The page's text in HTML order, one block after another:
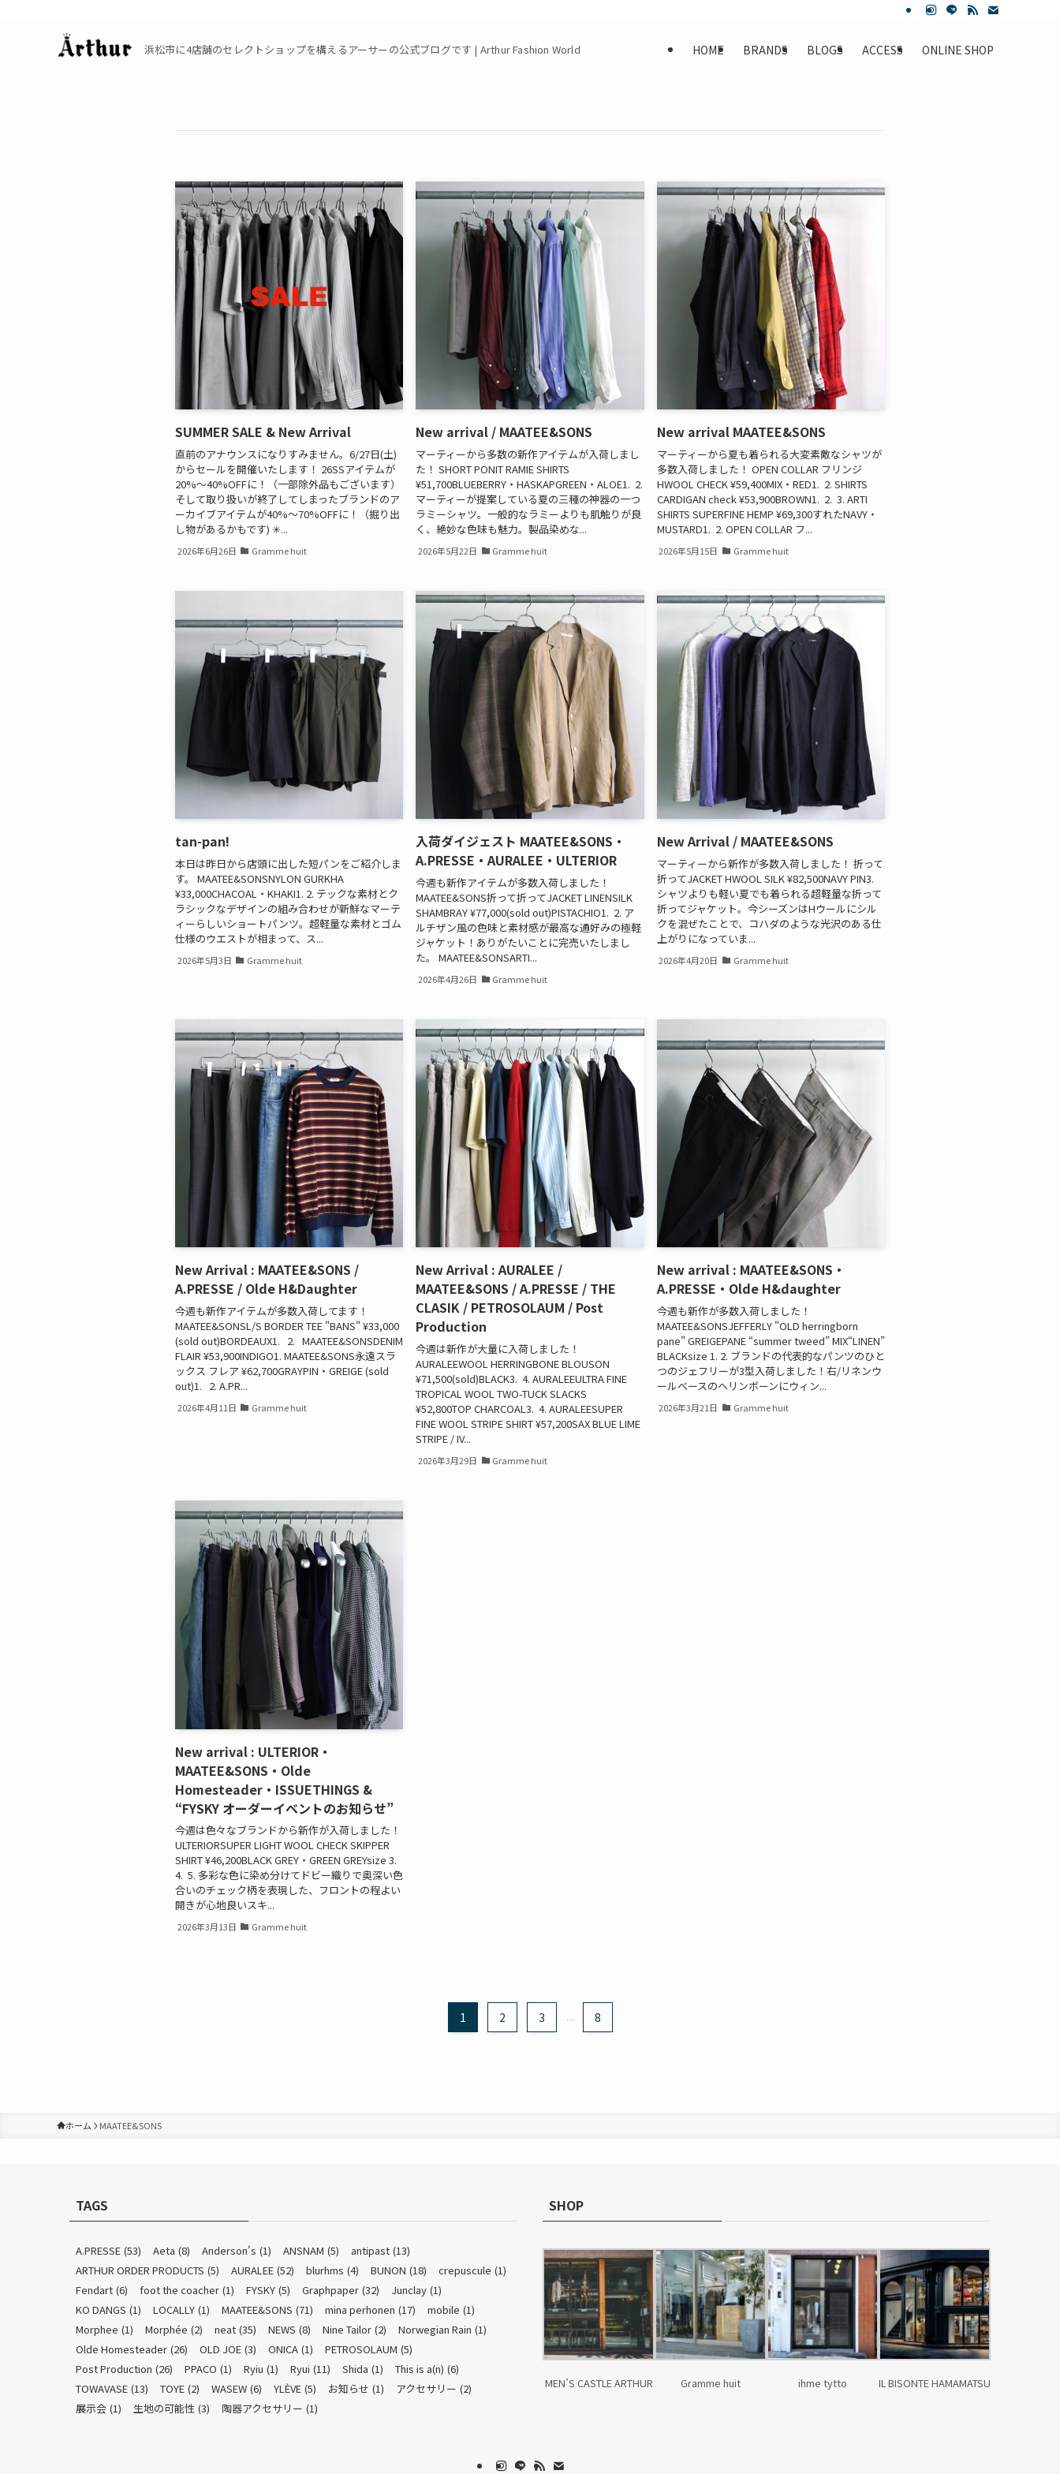
浜松市に4店舗のセレクトショップを構えるアーサーの公式ブログです | Arthur Fashion World HOME BRANDS BLOGS ACCESS ONLINE SHOP
SUMMER SALE & New Arrival
直前のアナウンスになりすみません。6/27日(土)
からセールを開催いたします！ 26SSアイテムが
20%〜40%OFFに！（一部除外品もございます）
そして取り扱いが終了してしまったブランドのア
ーカイブアイテムが40%〜70%OFFに！（掘り出
し物があるかもです) ✳︎...
2026年6月26日 Gramme huit
New arrival / MAATEE&SONS
マーティーから多数の新作アイテムが入荷しまし
た！ SHORT PONIT RAMIE SHIRTS
¥51,700BLUEBERRY・HASKAPGREEN・ALOE1. 2.
マーティーが提案している夏の三種の神器の一つ
ラミーシャツ。一般的なラミーよりも肌触りが良
く、絶妙な色味も魅力。製品染めな...
2026年5月22日 Gramme huit
New arrival MAATEE&SONS
マーティーから夏も着られる大変素敵なシャツが
多数入荷しました！ OPEN COLLAR フリンジ
HWOOL CHECK ¥59,400MIX・RED1. 2. SHIRTS
CARDIGAN check ¥53,900BROWN1. 2. 3. ARTI
SHIRTS SUPERFINE HEMP ¥69,300すれたNAVY・
MUSTARD1. 2. OPEN COLLAR フ...
2026年5月15日 Gramme huit
tan-pan!
本日は昨日から店頭に出した短パンをご紹介しま
す。 MAATEE&SONSNYLON GURKHA
¥33,000CHACOAL・KHAKI1. 2. テックな素材とク
ラシックなデザインの組み合わせが新鮮なマーテ
ィーらしいショートパンツ。超軽量な素材とゴム
仕様のウエストが相まって、ス...
2026年5月3日 Gramme huit
入荷ダイジェスト MAATEE&SONS・
A.PRESSE・AURALEE・ULTERIOR
今週も新作アイテムが多数入荷しました！
MAATEE&SONS折って折ってJACKET LINENSILK
SHAMBRAY ¥77,000(sold out)PISTACHIO1. 2. ア
ルチザン風の色味と素材感が最高な通好みの極軽
ジャケット！ありがたいことに完売いたしまし
た。 MAATEE&SONSARTI...
2026年4月26日 Gramme huit
New Arrival / MAATEE&SONS
マーティーから新作が多数入荷しました！ 折って
折ってJACKET HWOOL SILK ¥82,500NAVY PIN3.
シャツよりも軽い夏でも着られる超軽量な折って
折ってジャケット。今シーズンはHウールにシル
クを混ぜたことで、コハダのような光沢のある仕
上がりになっていま...
2026年4月20日 Gramme huit
New Arrival : MAATEE&SONS /
A.PRESSE / Olde H&Daughter
今週も新作アイテムが多数入荷してます！
MAATEE&SONSL/S BORDER TEE "BANS" ¥33,000
(sold out)BORDEAUX1. 2. MAATEE&SONSDENIM
FLAIR ¥53,900INDIGO1. MAATEE&SONS永遠スラ
ックス フレア ¥62,700GRAYPIN・GREIGE (sold
out)1. 2. A.PR...
2026年4月11日 Gramme huit
New Arrival : AURALEE /
MAATEE&SONS / A.PRESSE / THE
CLASIK / PETROSOLAUM / Post
Production
今週は新作が大量に入荷しました！
AURALEEWOOL HERRINGBONE BLOUSON
¥71,500(sold)BLACK3. 4. AURALEEULTRA FINE
TROPICAL WOOL TWO-TUCK SLACKS
¥52,800TOP CHARCOAL3. 4. AURALEESUPER
FINE WOOL STRIPE SHIRT ¥57,200SAX BLUE LIME
STRIPE / IV...
2026年3月29日 Gramme huit
New arrival : MAATEE&SONS・
A.PRESSE・Olde H&daughter
今週も新作が多数入荷しました！
MAATEE&SONSJEFFERLY "OLD herringborn
pane" GREIGEPANE “summer tweed” MIX“LINEN”
BLACKsize 1. 2. ブランドの代表的なパンツのひと
つのジェフリーが3型入荷しました！右/リネンウ
ールベースのヘリンボーンにウィン...
2026年3月21日 Gramme huit
New arrival : ULTERIOR・
MAATEE&SONS・Olde
Homesteader・ISSUETHINGS &
“FYSKY オーダーイベントのお知らせ”
今週は色々なブランドから新作が入荷しました！
ULTERIORSUPER LIGHT WOOL CHECK SKIPPER
SHIRT ¥46,200BLACK GREY・GREEN GREYsize 3.
4. 5. 多彩な⾊に染め分けてドビー織りで奥深い⾊
合いのチェック柄を表現した、フロントの程よい
開きが⼼地良いスキ...
2026年3月13日 Gramme huit
1 2 3 ... 8
ホーム MAATEE&SONS
TAGS
A.PRESSE (53) Aeta (8) Anderson's (1) ANSNAM (5) antipast (13)
ARTHUR ORDER PRODUCTS (5) AURALEE (52) blurhms (4) BUNON (18) crepuscule (1)
Fendart (6) foot the coacher (1) FYSKY (5) Graphpaper (32) Junclay (1)
KO DANGS (1) LOCALLY (1) MAATEE&SONS (71) mina perhonen (17) mobile (1)
Morphee (1) Morphée (2) neat (35) NEWS (8) Nine Tailor (2) Norwegian Rain (1)
Olde Homesteader (26) OLD JOE (3) ONICA (1) PETROSOLAUM (5)
Post Production (26) PPACO (1) Ryiu (1) Ryui (11) Shida (1) This is a(n) (6)
TOWAVASE (13) TOYE (2) WASEW (6) YLÈVE (5) お知らせ (1) アクセサリー (2)
展示会 (1) 生地の可能性 (3) 陶器アクセサリー (1)
SHOP
MEN’S CASTLE ARTHUR Gramme huit ihme tytto IL BISONTE HAMAMATSU